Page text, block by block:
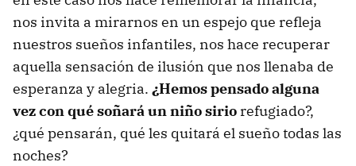
nos invita a mirarnos en un espejo que refleja
nuestros sueños infantiles, nos hace recuperar
aquella sensación de ilusión que nos llenaba de
esperanza y alegria. ¿Hemos pensado alguna
vez con qué soñará un niño sirio refugiado?,
¿qué pensarán, qué les quitará el sueño todas las
noches?